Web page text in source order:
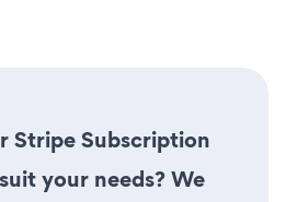
Stripe Subscription
your needs? We